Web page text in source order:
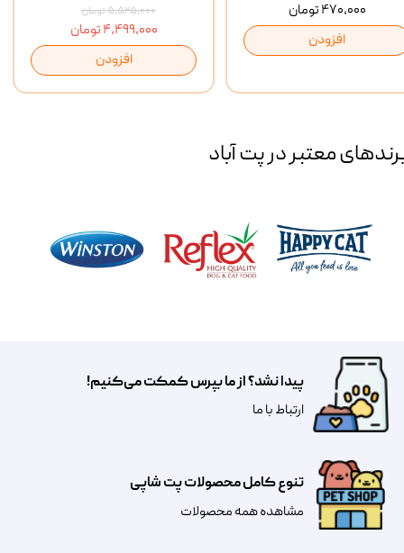
۵,۵۲۵,۰۰۰ تومان
۴,۴۹۹,۰۰۰ تومان
افزودن
۴۷۰,۰۰۰ تومان
افزودن
معتبر در پت آباد
تنوع کامل محصولات پت شاپی
مشاهده همه محصولات
پیدا نشد؟ از ما بپرس کمکت می‌کنیم!
​​​ارتباط با ما